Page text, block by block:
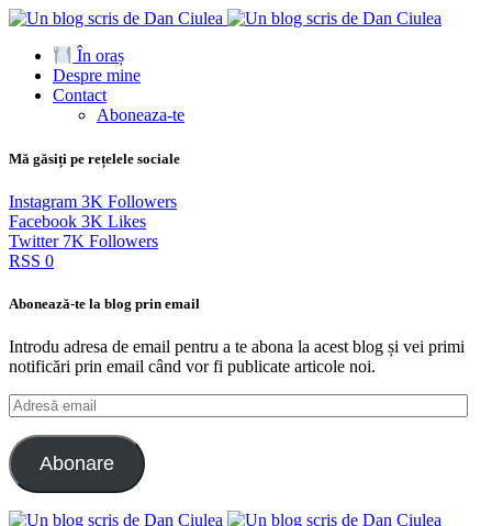
În oraș
Despre mine
Contact
Aboneaza-te
Mă găsiți pe rețelele sociale
Instagram 3K Followers
Facebook 3K Likes
Twitter 7K Followers
RSS 0
Abonează-te la blog prin email
Introdu adresa de email pentru a te abona la acest blog și vei primi
notificări prin email când vor fi publicate articole noi.
Adresă
email
Abonare